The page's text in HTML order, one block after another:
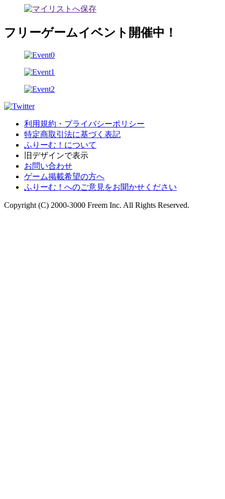
フリーゲームイベント開催中！
利用規約・プライバシーポリシー
特定商取引法に基づく表記
ふりーむ！について
旧デザインで表示
お問い合わせ
ゲーム掲載希望の方へ
ふりーむ！へのご意見をお聞かせください
Copyright (C) 2000-3000 Freem Inc. All Rights Reserved.